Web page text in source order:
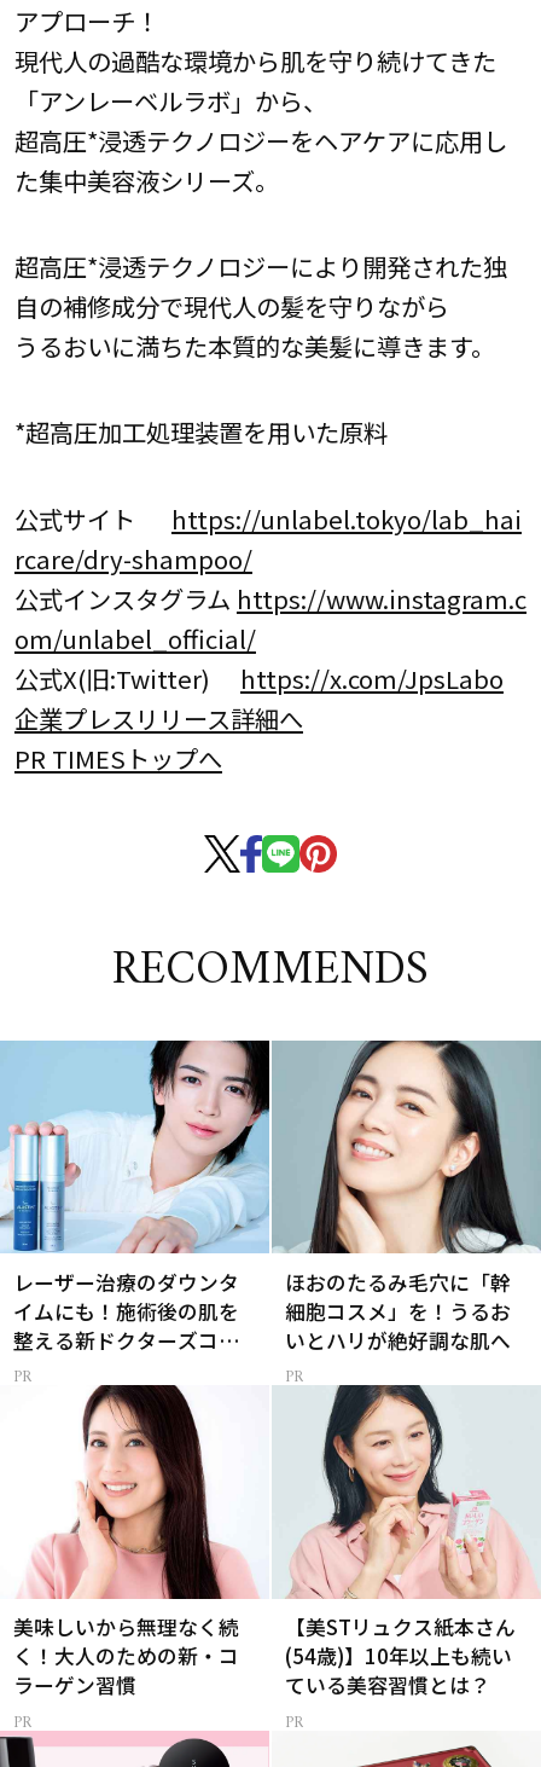
アプローチ！
現代人の過酷な環境から肌を守り続けてきた
「アンレーベルラボ」から、
超高圧*浸透テクノロジーをヘアケアに応用し
た集中美容液シリーズ。
超高圧*浸透テクノロジーにより開発された独
自の補修成分で現代人の髪を守りながら
うるおいに満ちた本質的な美髪に導きます。
*超高圧加工処理装置を用いた原料
公式サイト https://unlabel.tokyo/lab_hai
rcare/dry-shampoo/
公式インスタグラム https://www.instagram.c
om/unlabel_official/
公式X(旧:Twitter) https://x.com/JpsLabo
企業プレスリリース詳細へ
PR TIMESトップへ
RECOMMENDS
レーザー治療のダウンタ
イムにも！施術後の肌を
整える新ドクターズコス
メ
ほおのたるみ毛穴に「幹
細胞コスメ」を！うるお
いとハリが絶好調な肌へ
美味しいから無理なく続
く！大人のための新・コ
ラーゲン習慣
【美STリュクス紙本さん
(54歳)】10年以上も続い
ている美容習慣とは？